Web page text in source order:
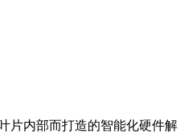
片内部而打造的智能化硬件解